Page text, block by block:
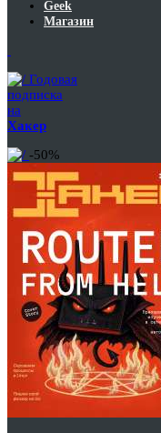
Geek
Магазин
Годовая
подписка
на
Хакер
-50%